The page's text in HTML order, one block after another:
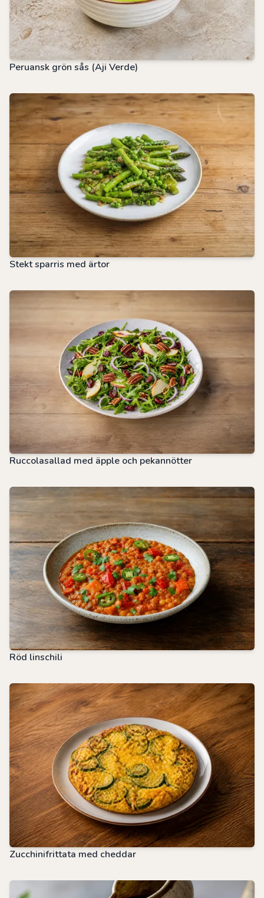
Peruansk grön sås (Aji Verde)
Stekt sparris med ärtor
Ruccolasallad med äpple och pekannötter
Röd linschili
Zucchinifrittata med cheddar